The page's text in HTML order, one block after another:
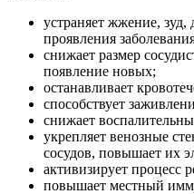
устраняет жжение, зуд,
проявления
снижает размер
появление новых;
останавливает
способствует
снижает
укрепляет венозные
сосудов, повышает их
активизирует процесс
повышает местный